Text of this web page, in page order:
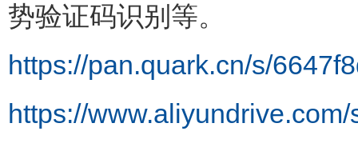
势验证码识别等。
https://pan.quark.cn/s/
https://